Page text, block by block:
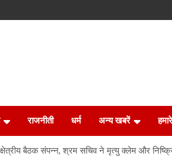
राजनीती धर्म अन्य खबरें
क्षेत्रीय बैठक संपन्न, श्रम सचिव ने मृत्यु क्लेम और